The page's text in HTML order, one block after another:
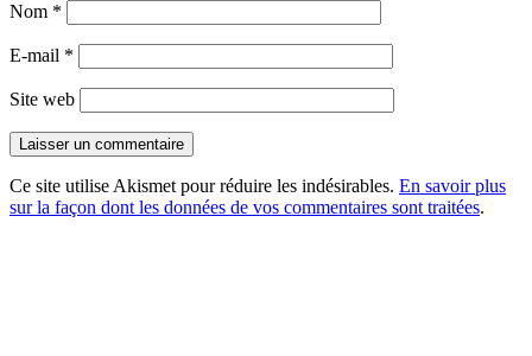
Nom *
E-mail *
Site web
Ce site utilise Akismet pour réduire les indésirables. En savoir plus
sur la façon dont les données de vos commentaires sont traitées.